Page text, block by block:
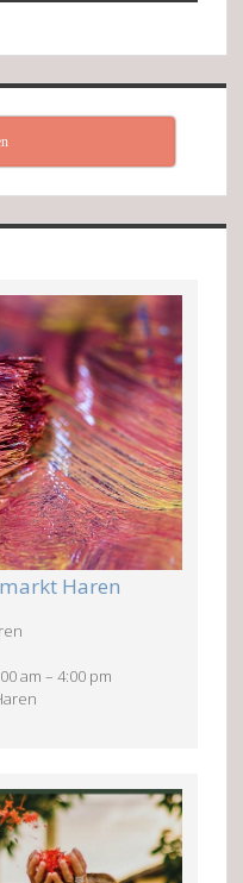
Haren
am – 4:00 pm